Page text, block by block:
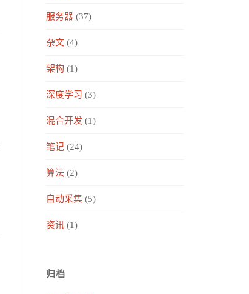
服务器 (37)
杂文 (4)
架构 (1)
深度学习 (3)
混合开发 (1)
笔记 (24)
算法 (2)
自动采集 (5)
资讯 (1)
归档